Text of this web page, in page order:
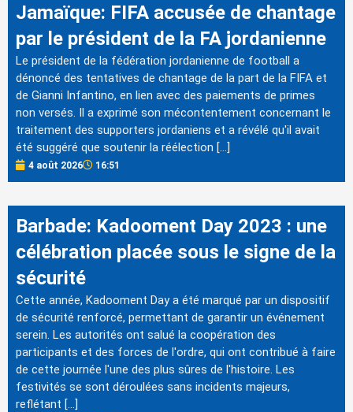
Jamaïque: FIFA accusée de chantage
par le président de la FA jordanienne
Le président de la fédération jordanienne de football a
dénoncé des tentatives de chantage de la part de la FIFA et
de Gianni Infantino, en lien avec des paiements de primes
non versés. Il a exprimé son mécontentement concernant le
traitement des supporters jordaniens et a révélé qu'il avait
été suggéré que soutenir la réélection […]
4 août 2026 16:51
Barbade: Kadooment Day 2023 : une
célébration placée sous le signe de la
sécurité
Cette année, Kadooment Day a été marqué par un dispositif
de sécurité renforcé, permettant de garantir un événement
serein. Les autorités ont salué la coopération des
participants et des forces de l'ordre, qui ont contribué à faire
de cette journée l'une des plus sûres de l'histoire. Les
festivités se sont déroulées sans incidents majeurs,
reflétant […]